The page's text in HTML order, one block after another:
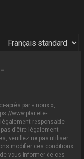
après par « nous »,
www.planete-
responsable
d’être légalement
veuillez ne pas utiliser
modifier ces conditions
vous informer de ces